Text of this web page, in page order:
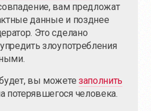
вам предложат
данные и позднее
Это сделано
злоупотребления
вы можете заполнить
потерявшегося человека.